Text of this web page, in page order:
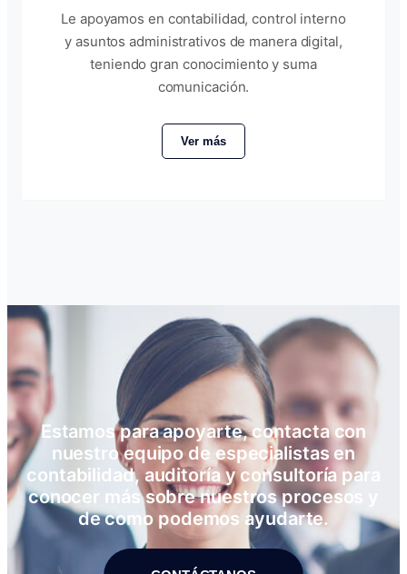
Le apoyamos en contabilidad, control interno
y asuntos administrativos de manera digital,
teniendo gran conocimiento y suma
comunicación.
Ver más
Estamos para apoyarte, contacta con
nuestro equipo de especialistas en
contabilidad, auditoría y consultoría para
conocer más sobre nuestros procesos y
de como podemos ayudarte.